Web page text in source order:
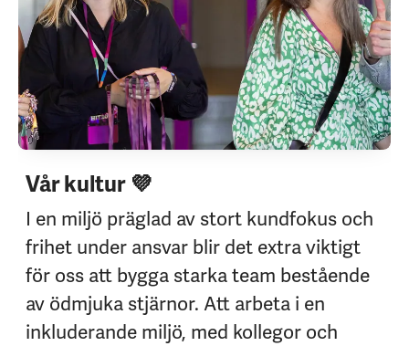
Vår kultur 💜
I en miljö präglad av stort kundfokus och
frihet under ansvar blir det extra viktigt
för oss att bygga starka team bestående
av ödmjuka stjärnor. Att arbeta i en
inkluderande miljö, med kollegor och